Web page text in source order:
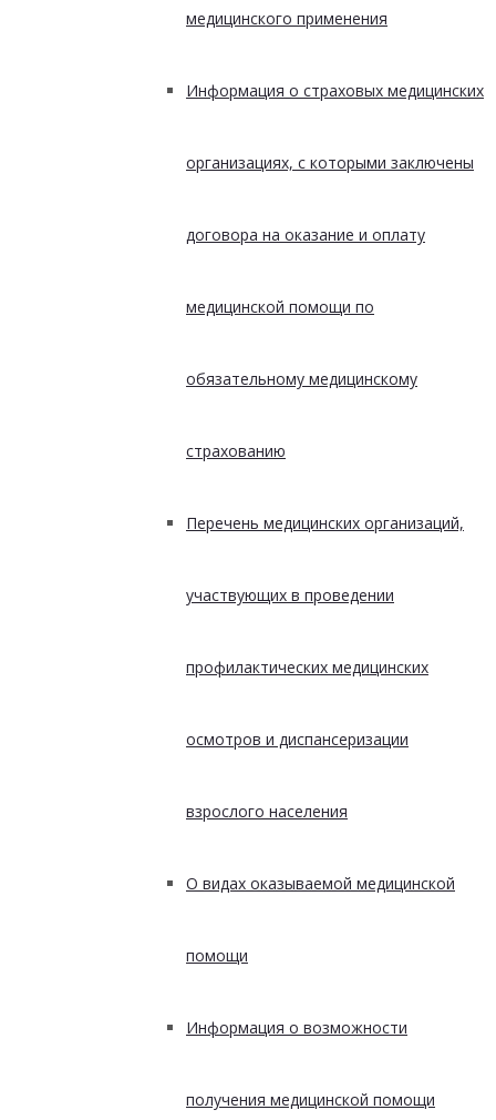
медицинского применения
Информация о страховых медицинских
организациях, с которыми заключены
договора на оказание и оплату
медицинской помощи по
обязательному медицинскому
страхованию
Перечень медицинских организаций,
участвующих в проведении
профилактических медицинских
осмотров и диспансеризации
взрослого населения
О видах оказываемой медицинской
помощи
Информация о возможности
получения медицинской помощи